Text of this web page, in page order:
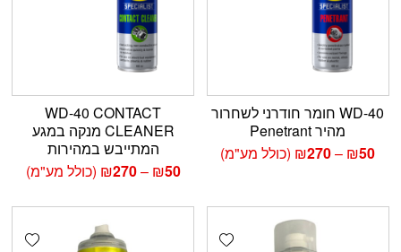
WD-40 חומר חודרני לשחרור
מהיר Penetrant
₪50
–
₪270 טווח
עד
⁦₪270⁩
(כולל מע"מ)
WD-40 CONTACT
CLEANER מנקה במגע
המתייבש במהירות
₪50
–
₪270
טווח
⁦₪50⁩
עד
⁦₪270⁩
(כולל מע"מ)
Add wishlist